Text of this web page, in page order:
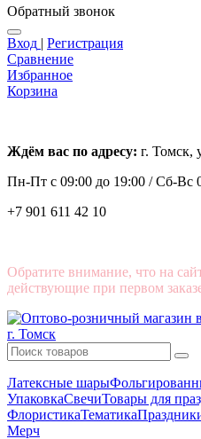
Обратный звонок
Вход | Регистрация
Сравнение
Избранное
Корзина
Ждём вас по адресу: г. Томск,
Пн-Пт с 09:00 до 19:00 /Сб-Вс
+7 901 611 42 10
Обратите внимание, что на
действующие при первом
Латексные шары
УпаковкаСвечиТовары для
ФлористикаТематика
Мерч